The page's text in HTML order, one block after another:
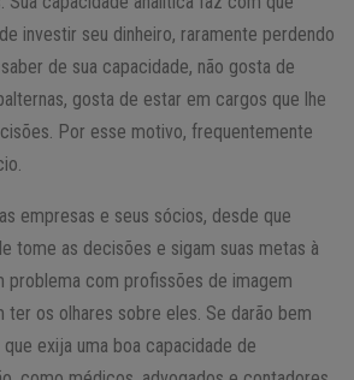
investir seu dinheiro, raramente perdendo
de sua capacidade, não gosta de
gosta de estar em cargos que lhe
Por esse motivo, frequentemente
empresas e seus sócios, desde que
tome as decisões e sigam suas metas à
problema com profissões de imagem
ter os olhares sobre eles. Se darão bem
exija uma boa capacidade de